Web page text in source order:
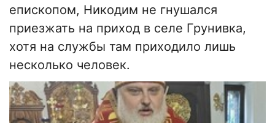
епископом, Никодим не гнушался
приезжать на приход в селе Грунивка,
хотя на службы там приходило лишь
несколько человек.